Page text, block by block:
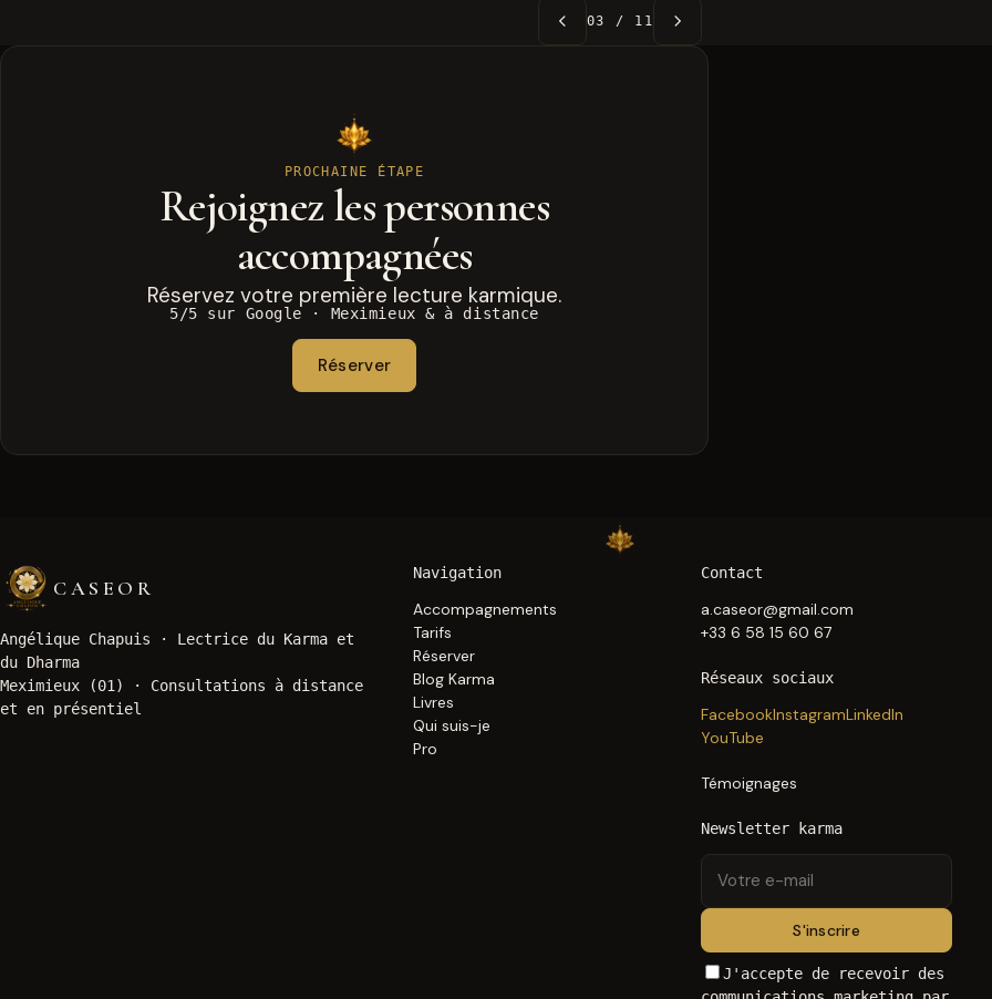
03 / 11
PROCHAINE ÉTAPE
Rejoignez les personnes
accompagnées
Réservez votre première lecture karmique.
5/5 sur Google · Meximieux & à distance
Réserver
CASEOR
Angélique Chapuis · Lectrice du Karma et
du Dharma
Meximieux (01) · Consultations à distance
et en présentiel
Navigation
Accompagnements
Tarifs
Réserver
Blog Karma
Livres
Qui suis-je
Pro
Contact
a.caseor@gmail.com
+33 6 58 15 60 67
Réseaux sociaux
FacebookInstagramLinkedIn
YouTube
Témoignages
Newsletter karma
Votre
mail
S'inscrire
J'accepte de recevoir des